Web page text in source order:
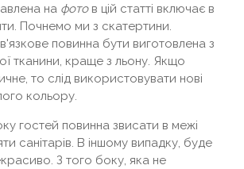
​​на фотов цій статті включає в
Почнемо ми з скатертини.
повинна бути виготовлена ​​з
тканини, краще з льону. Якщо
то слід використовувати нові
кольору.
гостей повинна звисати в межі
санітарів. В іншому випадку, буде
З того боку, яка не